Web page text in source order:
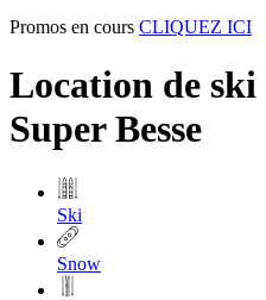
Promos en cours CLIQUEZ ICI
Location de ski
Super Besse
Ski
Snow